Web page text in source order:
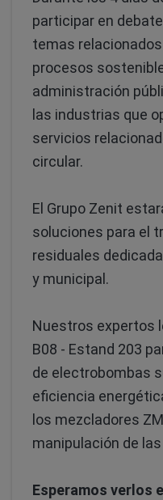
participar en
temas
procesos
administración
las industrias que
servicios
circular.
El Grupo Zenit
soluciones para el
residuales
y municipal.
Nuestros expertos
B08 - Estand 203
de electrobombas
eficiencia
los mezcladores
manipulación de
Esperamos verlos